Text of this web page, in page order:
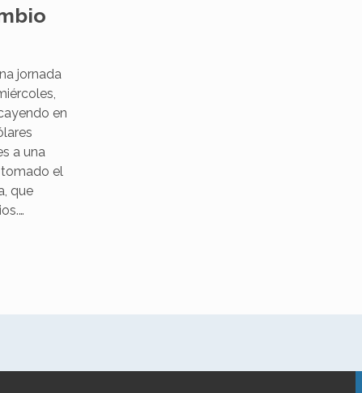
jornada
en
a una
tomado el
que